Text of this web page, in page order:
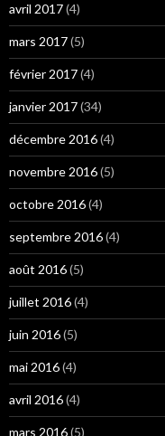
avril 2017(4)
mars 2017(5)
février 2017(4)
janvier 2017(34)
décembre 2016(4)
novembre 2016(5)
octobre 2016(4)
septembre 2016(4)
août 2016(5)
juillet 2016(4)
juin 2016(5)
mai 2016(4)
avril 2016(4)
mars 2016(5)